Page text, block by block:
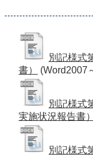
別記様式
書）
(Word2007
別記様式
実施状況報告書）
別記様式